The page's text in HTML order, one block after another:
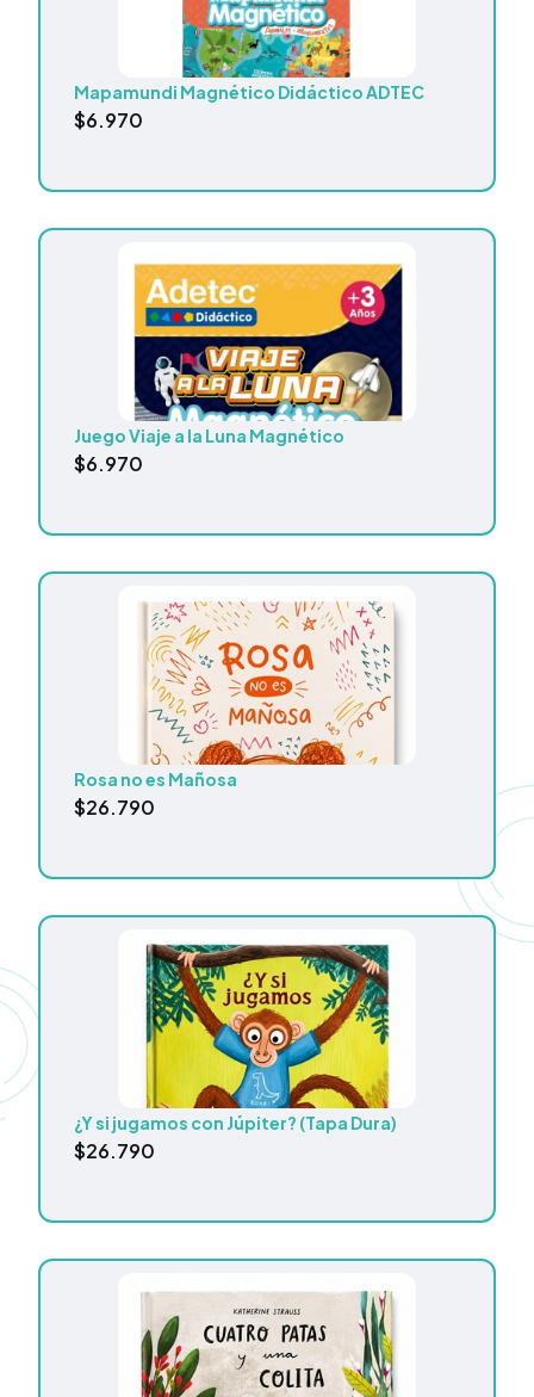
Mapamundi Magnético Didáctico ADTEC
$6.970
Juego Viaje a la Luna Magnético
$6.970
Rosa no es Mañosa
$26.790
¿Y si jugamos con Júpiter? (Tapa Dura)
$26.790